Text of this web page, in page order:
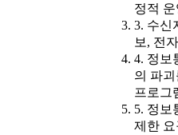
정적
3. 수신
보, 전
4. 정보
의 파
프로그
5. 정보
제한